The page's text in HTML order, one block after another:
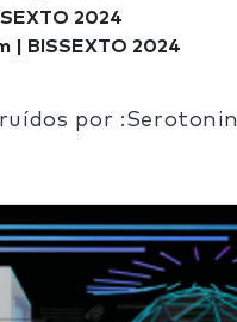
2024
| BISSEXTO 2024
por :Serotonin